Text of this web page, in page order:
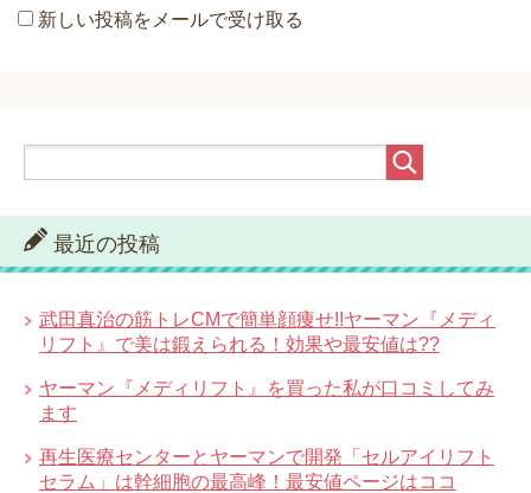
新しい投稿をメールで受け取る
最近の投稿
武田真治の筋トレCMで簡単顔痩せ!!ヤーマン『メディ
リフト』で美は鍛えられる！効果や最安値は??
ヤーマン『メディリフト』を買った私が口コミしてみ
ます
再生医療センターとヤーマンで開発「セルアイリフト
セラム」は幹細胞の最高峰！最安値ページはココ